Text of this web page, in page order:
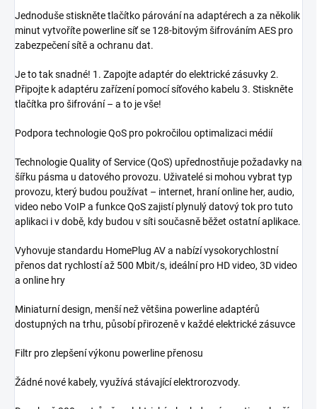
Jednoduše stiskněte tlačítko párování na adaptérech a za několik
minut vytvoříte powerline síť se 128-bitovým šifrováním AES pro
zabezpečení sítě a ochranu dat.
Je to tak snadné! 1. Zapojte adaptér do elektrické zásuvky 2.
Připojte k adaptéru zařízení pomocí síťového kabelu 3. Stiskněte
tlačítka pro šifrování – a to je vše!
Podpora technologie QoS pro pokročilou optimalizaci médií
Technologie Quality of Service (QoS) upřednostňuje požadavky na
šířku pásma u datového provozu. Uživatelé si mohou vybrat typ
provozu, který budou používat – internet, hraní online her, audio,
video nebo VoIP a funkce QoS zajistí plynulý datový tok pro tuto
aplikaci i v době, kdy budou v síti současně běžet ostatní aplikace.
Vyhovuje standardu HomePlug AV a nabízí vysokorychlostní
přenos dat rychlostí až 500 Mbit/s, ideální pro HD video, 3D video
a online hry
Miniaturní design, menší než většina powerline adaptérů
dostupných na trhu, působí přirozeně v každé elektrické zásuvce
Filtr pro zlepšení výkonu powerline přenosu
Žádné nové kabely, využívá stávající elektrorozvody.